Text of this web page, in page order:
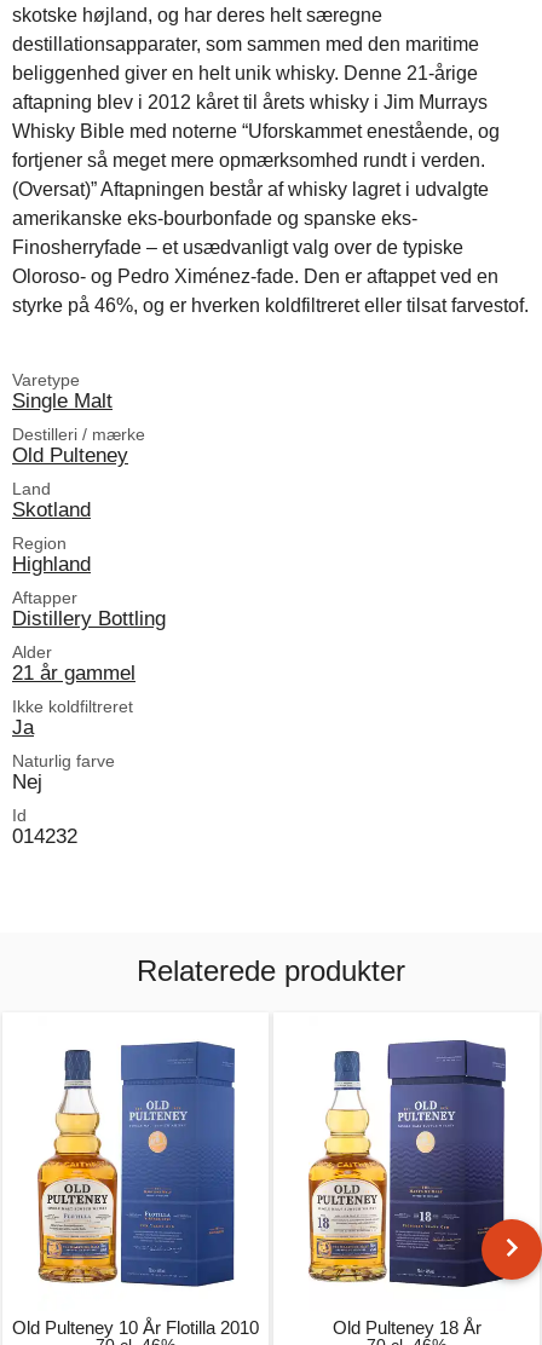
skotske højland, og har deres helt særegne
destillationsapparater, som sammen med den maritime
beliggenhed giver en helt unik whisky. Denne 21-årige
aftapning blev i 2012 kåret til årets whisky i Jim Murrays
Whisky Bible med noterne “Uforskammet enestående, og
fortjener så meget mere opmærksomhed rundt i verden.
(Oversat)” Aftapningen består af whisky lagret i udvalgte
amerikanske eks-bourbonfade og spanske eks-
Finosherryfade – et usædvanligt valg over de typiske
Oloroso- og Pedro Ximénez-fade. Den er aftappet ved en
styrke på 46%, og er hverken koldfiltreret eller tilsat farvestof.
Varetype
Single Malt
Destilleri / mærke
Old Pulteney
Land
Skotland
Region
Highland
Aftapper
Distillery Bottling
Alder
21 år gammel
Ikke koldfiltreret
Ja
Naturlig farve
Nej
Id
014232
Relaterede produkter
Old Pulteney 10 År Flotilla 2010 Old Pulteney 18 År